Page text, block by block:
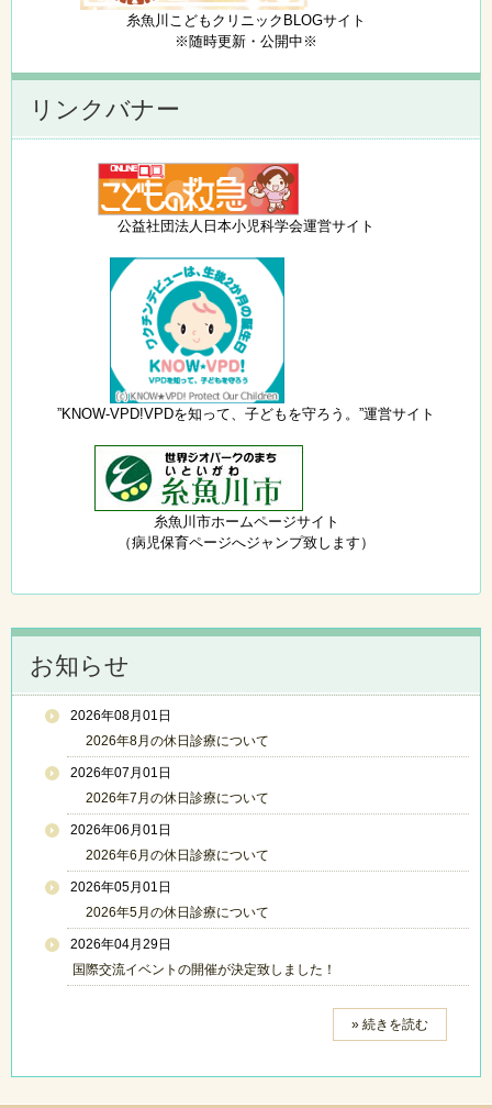
糸魚川こどもクリニックBLOGサイト
※随時更新・公開中※
リンクバナー
公益社団法人日本小児科学会運営サイト
”KNOW-VPD!VPDを知って、子どもを守ろう。”運営サイト
糸魚川市ホームページサイト
（病児保育ページへジャンプ致します）
お知らせ
2026年08月01日
2026年8月の休日診療について
2026年07月01日
2026年7月の休日診療について
2026年06月01日
2026年6月の休日診療について
2026年05月01日
2026年5月の休日診療について
2026年04月29日
国際交流イベントの開催が決定致しました！
» 続きを読む